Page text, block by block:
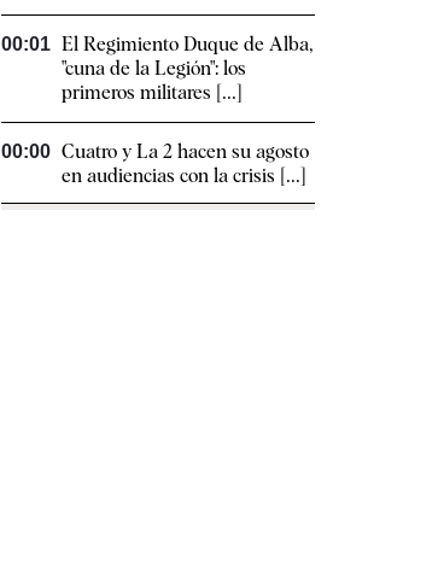
00:01 El Regimiento Duque de Alba,
"cuna de la Legión": los
primeros militares [...]
00:00 Cuatro y La 2 hacen su agosto
en audiencias con la crisis [...]